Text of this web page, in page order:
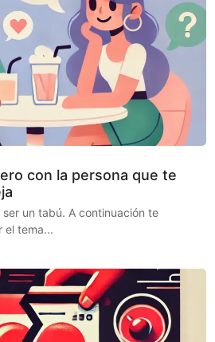
con la persona que te
un tabú. A continuación te
el tema...